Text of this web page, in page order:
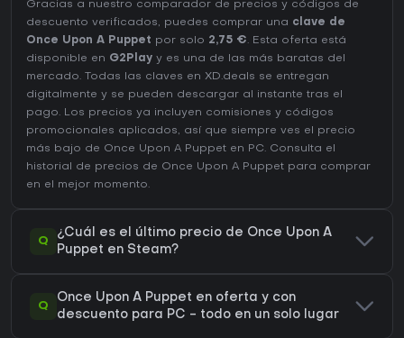
Gracias a nuestro comparador de precios y códigos de
descuento verificados, puedes comprar una clave de
Once Upon A Puppet por solo 2,75 €. Esta oferta está
disponible en G2Play y es una de las más baratas del
mercado. Todas las claves en XD.deals se entregan
digitalmente y se pueden descargar al instante tras el
pago. Los precios ya incluyen comisiones y códigos
promocionales aplicados, así que siempre ves el precio
más bajo de Once Upon A Puppet en PC. Consulta el
historial de precios de Once Upon A Puppet para comprar
en el mejor momento.
Q
¿Cuál es el último precio de Once Upon A
Puppet en Steam?
Q
Once Upon A Puppet en oferta y con
descuento para PC - todo en un solo lugar